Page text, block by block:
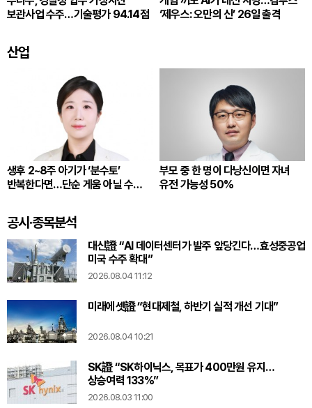
보관사업 수주…기술평가 94.14점
‘제우스: 오만의 신’ 26일 출격
산업
생후 2~8주 아기가 ‘분수토’
반복한다면…단순 게움 아닐 수
부모 중 한 명이 다낭신이면 자녀
유전 가능성 50%
공시·종목분석
대신證 “AI 데이터센터가 발주 앞당긴다…효성중공업
미국 수주 확대”
2026.08.04 11:12
미래에셋證 “현대제철, 하반기 실적 개선 기대”
2026.08.04 10:21
SK證 “SK하이닉스, 목표가 400만원 유지…
상승여력 133%”
2026.08.03 11:00